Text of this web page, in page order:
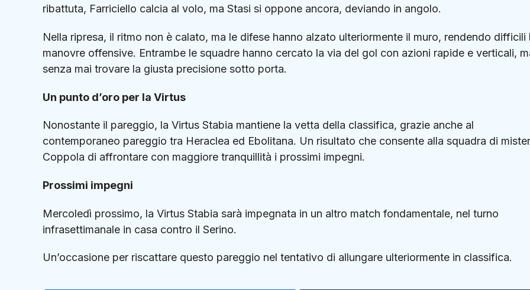
ribattuta, Farriciello calcia al volo, ma Stasi si oppone ancora, deviando in angolo.
Nella ripresa, il ritmo non è calato, ma le difese hanno alzato ulteriormente il muro, rendendo difficili
manovre offensive. Entrambe le squadre hanno cercato la via del gol con azioni rapide e verticali,
senza mai trovare la giusta precisione sotto porta.
Un punto d’oro per la Virtus
Nonostante il pareggio, la Virtus Stabia mantiene la vetta della classifica, grazie anche al
contemporaneo pareggio tra Heraclea ed Ebolitana. Un risultato che consente alla squadra di mister
Coppola di affrontare con maggiore tranquillità i prossimi impegni.
Prossimi impegni
Mercoledì prossimo, la Virtus Stabia sarà impegnata in un altro match fondamentale, nel turno
infrasettimanale in casa contro il Serino.
Un’occasione per riscattare questo pareggio nel tentativo di allungare ulteriormente in classifica.